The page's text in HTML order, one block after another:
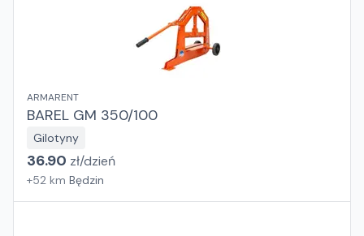
ARMARENT
BAREL GM 350/100
Gilotyny
36.90 zł/dzień
+52 km Będzin